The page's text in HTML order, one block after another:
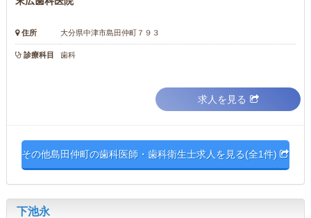
住所 大分県中津市島田仲町７９３
診療科目 歯科
求人を見る
その他島田仲町の歯科医師・歯科衛生士求人を見る(全1件)
下池永